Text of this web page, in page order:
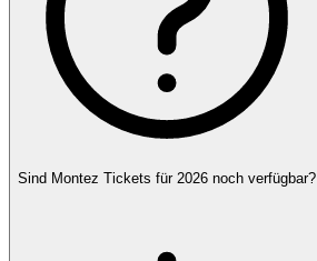
Sind Montez Tickets für 2026 noch verfügbar?